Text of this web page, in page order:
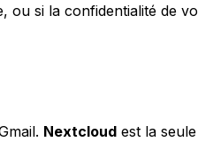
si la confidentialité de
Nextcloud est la